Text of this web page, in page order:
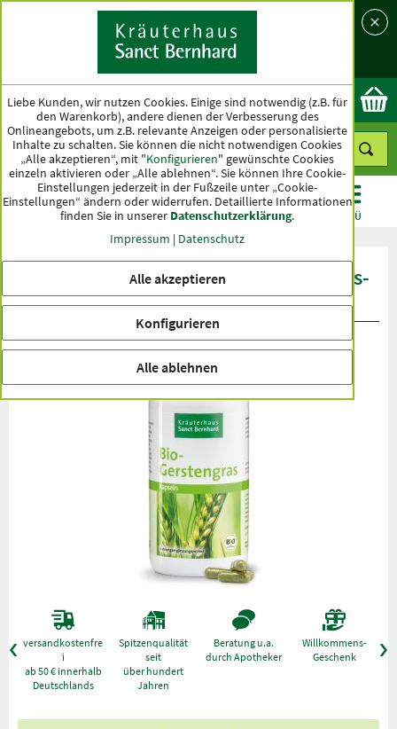
Land
Ok
KATEGORIEN ANGEBOTE TOPSELLER MENÜ
Produktbewertungen Bio-Gerstengras-
Kapseln
versandkostenfre
i
ab 50 € innerhalb
Deutschlands
Spitzenqualität
seit
über hundert
Jahren
Beratung u.a.
durch Apotheker
Willkommens-
Geschenk
Liebe Kunden, wir nutzen Cookies. Einige sind notwendig (z.B. für
den Warenkorb), andere dienen der Verbesserung des
Onlineangebots, um z.B. relevante Anzeigen oder personalisierte
Inhalte zu schalten. Sie können die nicht notwendigen Cookies
„Alle akzeptieren“, mit "Konfigurieren" gewünschte Cookies
einzeln aktivieren oder „Alle ablehnen“. Sie können Ihre Cookie-
Einstellungen jederzeit in der Fußzeile unter „Cookie-
Einstellungen“ ändern oder widerrufen. Detaillierte Informationen
finden Sie in unserer Datenschutzerklärung.
Impressum | Datenschutz
Alle akzeptieren
Konfigurieren
Alle ablehnen